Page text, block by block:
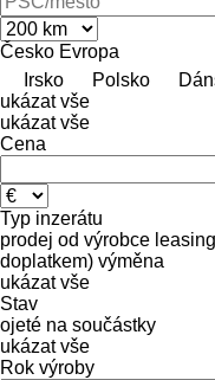
Česko Evropa
Irsko
Polsko
ukázat vše
ukázat vše
Cena
Typ inzerátu
prodej od výrobce leasing
doplatkem) výměna
ukázat vše
Stav
ojeté na součástky
ukázat vše
Rok výroby